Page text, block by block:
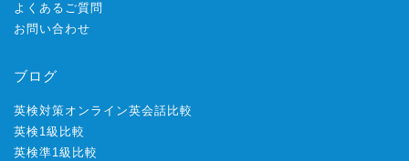
よくあるご質問
お問い合わせ
ブログ
英検対策オンライン英会話比較
英検1級比較
英検準1級比較